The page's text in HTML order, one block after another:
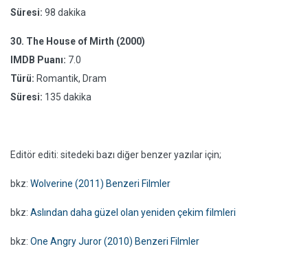
Süresi: 98 dakika
30. The House of Mirth (2000)
IMDB Puanı: 7.0
Türü: Romantik, Dram
Süresi: 135 dakika
Editör editi: sitedeki bazı diğer benzer yazılar için;
bkz: Wolverine (2011) Benzeri Filmler
bkz: Aslından daha güzel olan yeniden çekim filmleri
bkz: One Angry Juror (2010) Benzeri Filmler